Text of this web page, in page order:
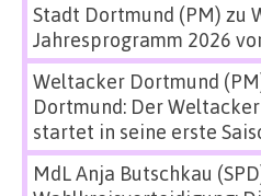
Stadt Dortmund (PM) zu
Jahresprogramm 2026
Weltacker Dortmund
Dortmund: Der
startet in seine erste
MdL Anja Butschkau